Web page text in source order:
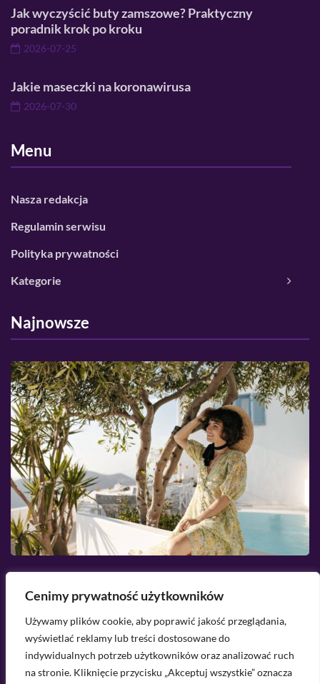
Cenimy prywatność użytkowników
Używamy plików cookie, aby poprawić jakość przeglądania,
wyświetlać reklamy lub treści dostosowane do
indywidualnych potrzeb użytkowników oraz analizować ruch
na stronie. Kliknięcie przycisku „Akceptuj wszystkie” oznacza
Jak wyczyścić buty zamszowe? Praktyczny
poradnik krok po kroku
2026-07-25
Jakie maseczki na koronawirusa
2026-07-30
Menu
Nasza redakcja
Regulamin serwisu
Polityka prywatności
Kategorie
Najnowsze
Styl grecki w modzie - ponadczasowa
elegancja antyku